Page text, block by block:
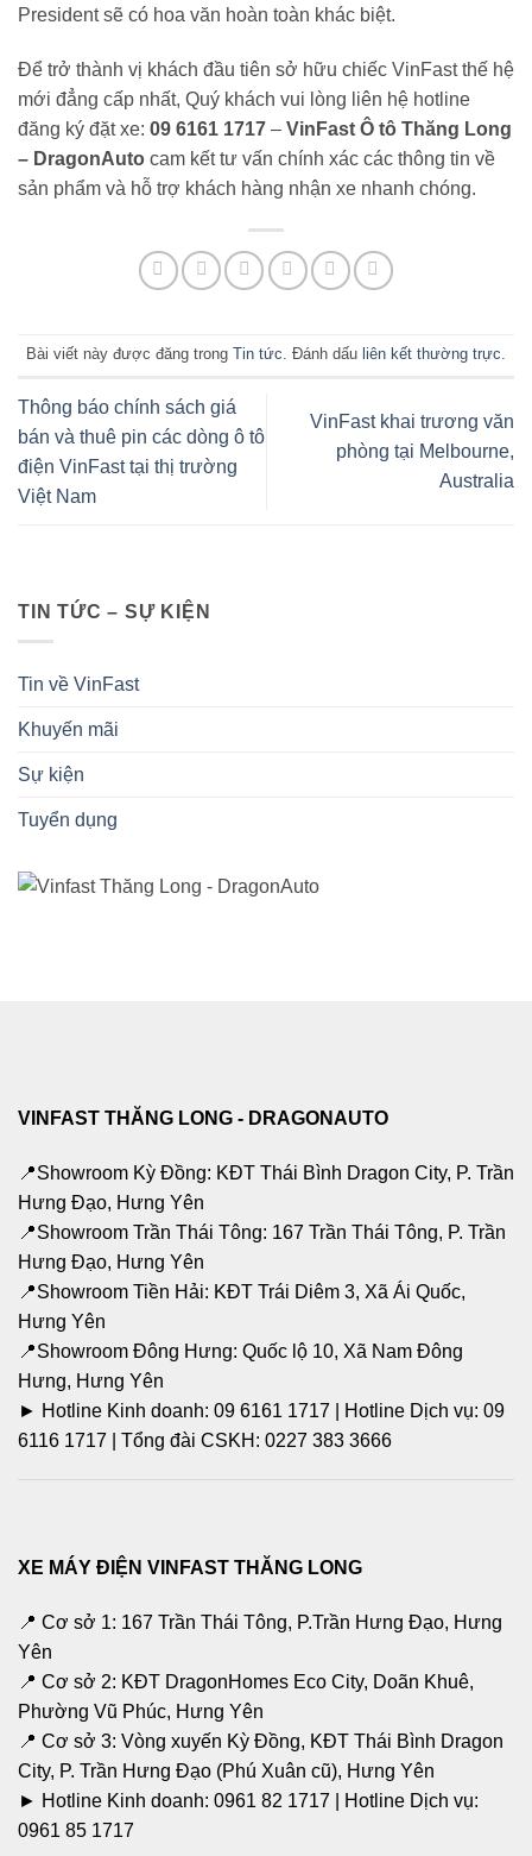
President sẽ có hoa văn hoàn toàn khác biệt.
Để trở thành vị khách đầu tiên sở hữu chiếc VinFast thế hệ
mới đẳng cấp nhất, Quý khách vui lòng liên hệ hotline
đăng ký đặt xe: 09 6161 1717 – VinFast Ô tô Thăng Long
– DragonAuto cam kết tư vấn chính xác các thông tin về
sản phẩm và hỗ trợ khách hàng nhận xe nhanh chóng.
Bài viết này được đăng trong Tin tức. Đánh dấu liên kết thường trực.
Thông báo chính sách giá
bán và thuê pin các dòng ô tô
điện VinFast tại thị trường
Việt Nam
VinFast khai trương văn
phòng tại Melbourne,
Australia
TIN TỨC – SỰ KIỆN
Tin về VinFast
Khuyến mãi
Sự kiện
Tuyển dụng
VINFAST THĂNG LONG - DRAGONAUTO
📍Showroom Kỳ Đồng: KĐT Thái Bình Dragon City, P. Trần
Hưng Đạo, Hưng Yên
📍Showroom Trần Thái Tông: 167 Trần Thái Tông, P. Trần
Hưng Đạo, Hưng Yên
📍Showroom Tiền Hải: KĐT Trái Diêm 3, Xã Ái Quốc,
Hưng Yên
📍Showroom Đông Hưng: Quốc lộ 10, Xã Nam Đông
Hưng, Hưng Yên
► Hotline Kinh doanh: 09 6161 1717 | Hotline Dịch vụ: 09
6116 1717 | Tổng đài CSKH: 0227 383 3666
XE MÁY ĐIỆN VINFAST THĂNG LONG
📍 Cơ sở 1: 167 Trần Thái Tông, P.Trần Hưng Đạo, Hưng
Yên
📍 Cơ sở 2: KĐT DragonHomes Eco City, Doãn Khuê,
Phường Vũ Phúc, Hưng Yên
📍 Cơ sở 3: Vòng xuyến Kỳ Đồng, KĐT Thái Bình Dragon
City, P. Trần Hưng Đạo (Phú Xuân cũ), Hưng Yên
► Hotline Kinh doanh: 0961 82 1717 | Hotline Dịch vụ:
0961 85 1717